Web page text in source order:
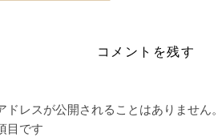
コメントを残す
ドレスが公開されることはありません。
目です